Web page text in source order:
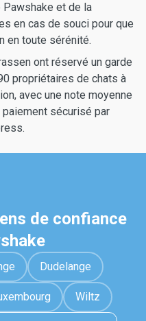
Pawshake et de la
en cas de souci pour que
en toute sérénité.
ont réservé un garde
propriétaires de chats à
avec une note moyenne
sécurisé par
de confiance
Dudelange
Wiltz